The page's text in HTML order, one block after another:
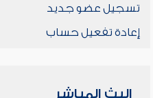
تسجيل عضو جديد
إعادة تفعيل حساب
البث المباشر